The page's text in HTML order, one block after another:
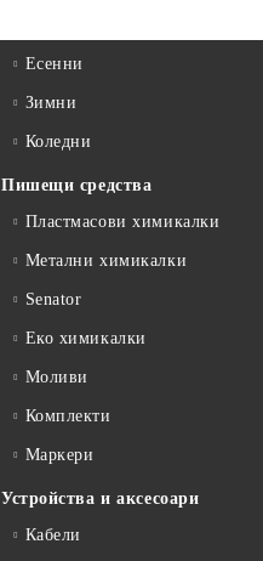
Есенни
Зимни
Коледни
Пишещи средства
Пластмасови химикалки
Метални химикалки
Senator
Еко химикалки
Моливи
Комплекти
Маркери
Устройства и аксесоари
Кабели